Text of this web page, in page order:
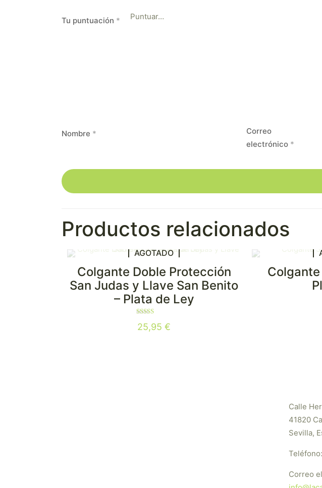
Tu puntuación *
Nombre *
Correo
electrónico *
Productos relacionados
AGOTADO
Colgante Doble Protección
San Judas y Llave San Benito
– Plata de Ley
con
3.00
25,95€
Calle
41820
Sevilla,
Teléfono:
Correo